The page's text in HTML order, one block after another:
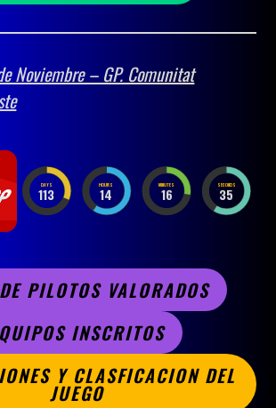
Noviembre – GP. Comunitat
DAYS
113
HOURS
14
MINUTES
16
SECONDS
33
PILOTOS VALORADOS
INSCRITOS
Y CLASFICACION DEL
JUEGO